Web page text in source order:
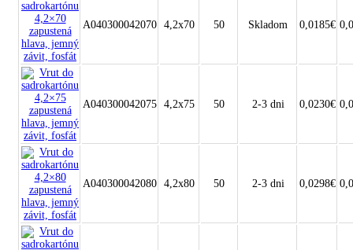
A040300042070 4,2x70 50 Skladom 0,0185€
A040300042075 4,2x75 50 2-3 dni 0,0230€
A040300042080 4,2x80 50 2-3 dni 0,0298€